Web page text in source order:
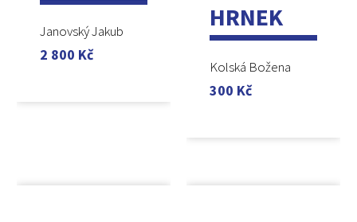
Janovský Jakub
2 800 Kč
HRNEK
Kolská Božena
300 Kč